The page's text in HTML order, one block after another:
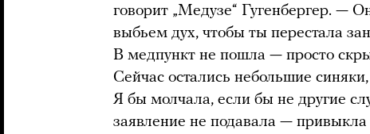
говорит „Медузе“ Гугенбергер. —
выбьем дух, чтобы ты перестала
В медпункт не пошла — просто
Сейчас остались небольшие
Я бы молчала, если бы не другие
заявление не подавала —